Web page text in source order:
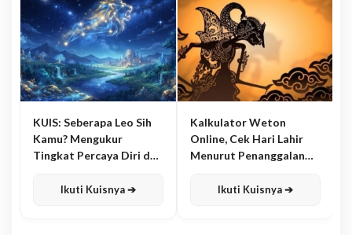
KUIS: Seberapa Leo Sih
Kamu? Mengukur
Tingkat Percaya Diri dan
Ikuti Kuisnya ➔
Kalkulator Weton
Online, Cek Hari Lahir
Menurut Penanggalan
Ikuti Kuisnya ➔